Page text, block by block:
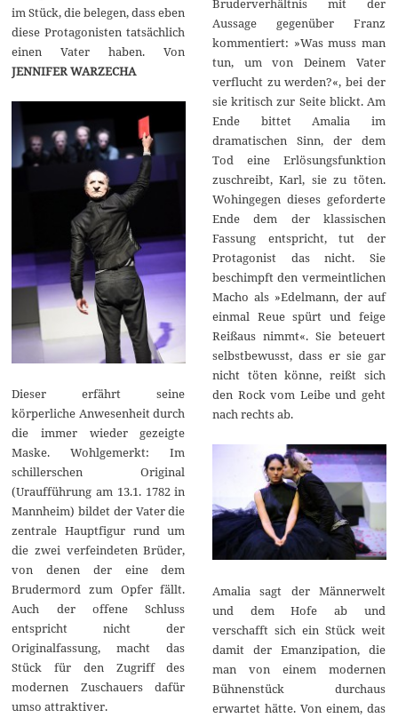
im Stück, die belegen, dass eben
diese Protagonisten tatsächlich
einen Vater haben. Von
JENNIFER WARZECHA
Dieser erfährt seine
körperliche Anwesenheit durch
die immer wieder gezeigte
Maske. Wohlgemerkt: Im
schillerschen Original
(Uraufführung am 13.1. 1782 in
Mannheim) bildet der Vater die
zentrale Hauptfigur rund um
die zwei verfeindeten Brüder,
von denen der eine dem
Brudermord zum Opfer fällt.
Auch der offene Schluss
entspricht nicht der
Originalfassung, macht das
Stück für den Zugriff des
modernen Zuschauers dafür
umso attraktiver.
Aussage gegenüber Franz
kommentiert: »Was muss man
tun, um von Deinem Vater
verflucht zu werden?«, bei der
sie kritisch zur Seite blickt. Am
Ende bittet Amalia im
dramatischen Sinn, der dem
Tod eine Erlösungsfunktion
zuschreibt, Karl, sie zu töten.
Wohingegen dieses geforderte
Ende dem der klassischen
Fassung entspricht, tut der
Protagonist das nicht. Sie
beschimpft den vermeintlichen
Macho als »Edelmann, der auf
einmal Reue spürt und feige
Reißaus nimmt«. Sie beteuert
selbstbewusst, dass er sie gar
nicht töten könne, reißt sich
den Rock vom Leibe und geht
nach rechts ab.
Amalia sagt der Männerwelt
und dem Hofe ab und
verschafft sich ein Stück weit
damit der Emanzipation, die
man von einem modernen
Bühnenstück durchaus
erwartet hätte. Von einem, das